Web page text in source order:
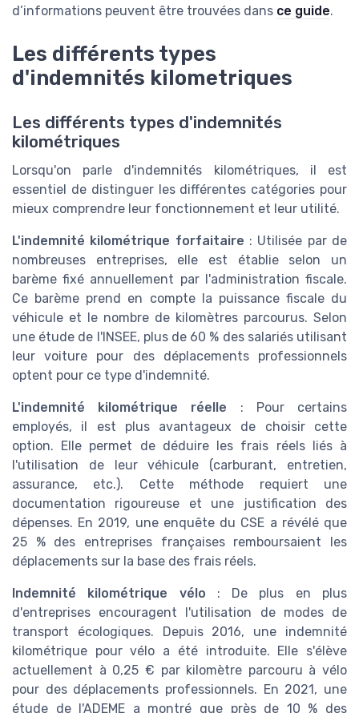
d’informations peuvent être trouvées dans ce guide.
Les différents types
d'indemnités kilometriques
Les différents types d'indemnités
kilométriques
Lorsqu'on parle d'indemnités kilométriques, il est
essentiel de distinguer les différentes catégories pour
mieux comprendre leur fonctionnement et leur utilité.
L'indemnité kilométrique forfaitaire : Utilisée par de
nombreuses entreprises, elle est établie selon un
barème fixé annuellement par l'administration fiscale.
Ce barème prend en compte la puissance fiscale du
véhicule et le nombre de kilomètres parcourus. Selon
une étude de l'INSEE, plus de 60 % des salariés utilisant
leur voiture pour des déplacements professionnels
optent pour ce type d'indemnité.
L'indemnité kilométrique réelle : Pour certains
employés, il est plus avantageux de choisir cette
option. Elle permet de déduire les frais réels liés à
l'utilisation de leur véhicule (carburant, entretien,
assurance, etc.). Cette méthode requiert une
documentation rigoureuse et une justification des
dépenses. En 2019, une enquête du CSE a révélé que
25 % des entreprises françaises remboursaient les
déplacements sur la base des frais réels.
Indemnité kilométrique vélo : De plus en plus
d'entreprises encouragent l'utilisation de modes de
transport écologiques. Depuis 2016, une indemnité
kilométrique pour vélo a été introduite. Elle s'élève
actuellement à 0,25 € par kilomètre parcouru à vélo
pour des déplacements professionnels. En 2021, une
étude de l'ADEME a montré que près de 10 % des